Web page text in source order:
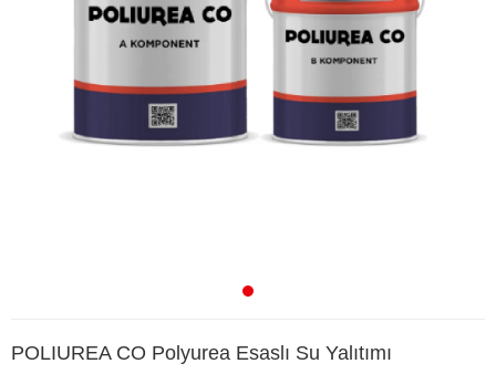
POLIUREA CO Polyurea Esaslı Su Yalıtımı